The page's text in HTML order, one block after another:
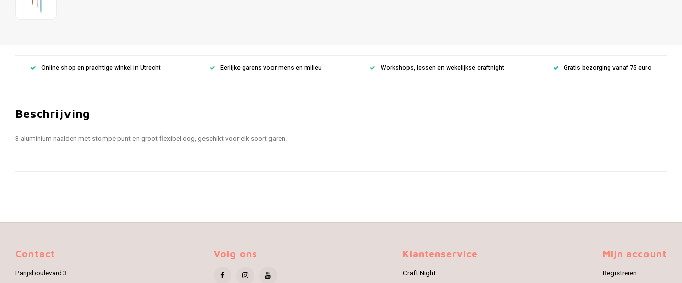
Online shop en prachtige winkel in Utrecht Eerlijke garens voor mens en milieu Workshops, lessen en wekelijkse craftnight Gratis bezorging vanaf 75 euro
Beschrijving
3 aluminium naalden met stompe punt en groot flexibel oog, geschikt voor elk soort garen.
Contact
Parijsboulevard 3
Volg ons Klantenservice
Craft Night
Mijn account
Registreren